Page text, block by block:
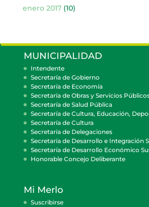
enero 2017(10)
MUNICIPALIDAD
Intendente
Secretaría de Gobierno
Secretaría de Economía
Secretaría de Obras y Servicios
Secretaría de Salud Pública
Secretaría de Cultura, Educación,
Secretaría de Cultura
Secretaría de Delegaciones
Secretaría de Desarrollo e Integración
Secretaría de Desarrollo Económico
Honorable Concejo Deliberante
Mi Merlo
Suscribirse